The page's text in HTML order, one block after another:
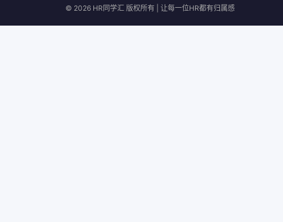
© 2026 HR同学汇 版权所有 | 让每一位HR都有归属感